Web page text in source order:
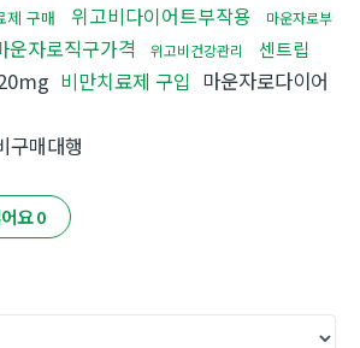
제 구매 위고비다이어트부작용
마운자로부
운자로직구가격 위고비건강관리 센트립
비만치료제 구입 마운자로다이어
구매대행
요0